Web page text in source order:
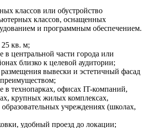
классов или обустройство
классов, оснащенных
и программным обеспечением.
кв. м;
в центральной части города или
близко к целевой аудитории;
вывески и эстетичный фасад
преимуществом;
в технопарках, офисах IT-компаний,
крупных жилых комплексах,
учреждениях (школах,
удобный проезд до локации;